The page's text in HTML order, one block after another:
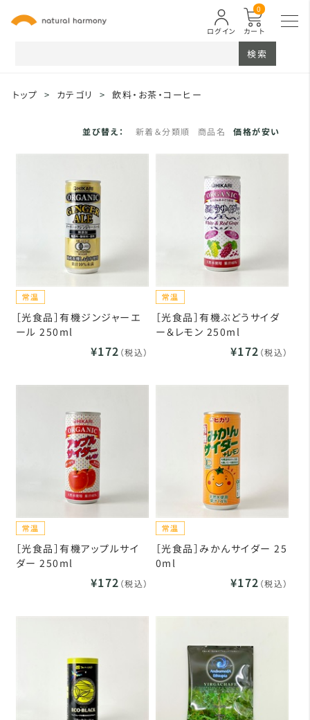
カート
0
ログイン
検索
トップ > カテゴリ > 飲料・お茶・コーヒー
並び替え： 新着＆分類順 商品名 価格が安い
［光食品］有機ジンジャーエ
ール 250ml
¥172 （税込）
［光食品］有機ぶどうサイダ
ー＆レモン 250ml
¥172 （税込）
［光食品］有機アップルサイ
ダー 250ml
¥172 （税込）
［光食品］みかんサイダー 25
0ml
¥172 （税込）